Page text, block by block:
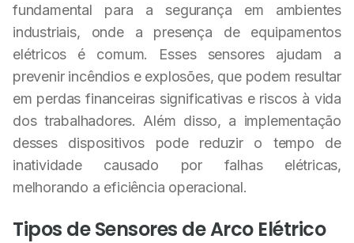
fundamental para a segurança em ambientes
industriais, onde a presença de equipamentos
elétricos é comum. Esses sensores ajudam a
prevenir incêndios e explosões, que podem resultar
em perdas financeiras significativas e riscos à vida
dos trabalhadores. Além disso, a implementação
desses dispositivos pode reduzir o tempo de
inatividade causado por falhas elétricas,
melhorando a eficiência operacional.
Tipos de Sensores de Arco Elétrico